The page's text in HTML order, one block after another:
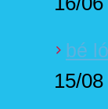
bé
15/08